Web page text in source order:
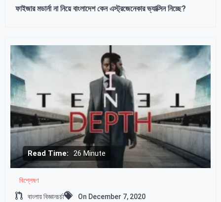
ফাইজার মডার্না না নিয়ে বাংলাদেশ কেন এস্ট্রজেনেকার ভ্যাক্সিন নিচ্ছে?
Read Time: 26 Minute
বিশ্লেষণ
বাংলায় বিজ্ঞানচর্চা On December 7, 2020